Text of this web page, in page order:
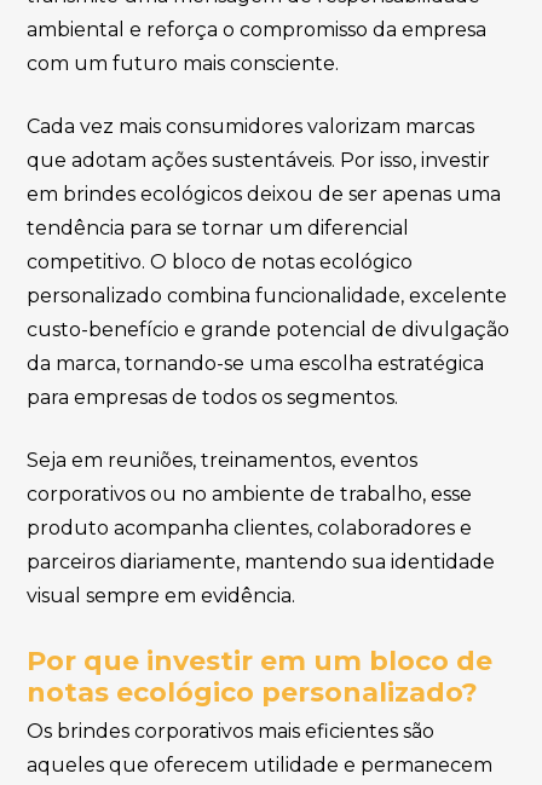
ambiental e reforça o compromisso da empresa
com um futuro mais consciente.
Cada vez mais consumidores valorizam marcas
que adotam ações sustentáveis. Por isso, investir
em brindes ecológicos deixou de ser apenas uma
tendência para se tornar um diferencial
competitivo. O bloco de notas ecológico
personalizado combina funcionalidade, excelente
custo-benefício e grande potencial de divulgação
da marca, tornando-se uma escolha estratégica
para empresas de todos os segmentos.
Seja em reuniões, treinamentos, eventos
corporativos ou no ambiente de trabalho, esse
produto acompanha clientes, colaboradores e
parceiros diariamente, mantendo sua identidade
visual sempre em evidência.
Por que investir em um bloco de
notas ecológico personalizado?
Os brindes corporativos mais eficientes são
aqueles que oferecem utilidade e permanecem